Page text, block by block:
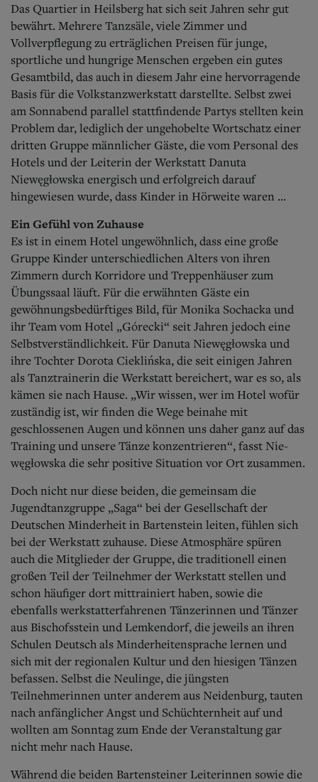
Das Quartier in Heilsberg hat sich seit Jahren sehr gut
bewährt. Mehrere Tanzsäle, viele Zimmer und
Vollverpflegung zu erträglichen Preisen für junge,
sportliche und hungrige Menschen ergeben ein gutes
Gesamtbild, das auch in diesem Jahr eine hervorragende
Basis für die Volkstanzwerkstatt darstellte. Selbst zwei
am Sonnabend parallel stattfindende Partys stellten kein
Problem dar, lediglich der ungehobelte Wortschatz einer
dritten Gruppe männlicher Gäste, die vom Personal des
Hotels und der Leiterin der Werkstatt Danuta
Niewęgłowska energisch und erfolgreich darauf
hingewiesen wurde, dass Kinder in Hörweite waren ...
Ein Gefühl von Zuhause
Es ist in einem Hotel ungewöhnlich, dass eine große
Gruppe Kinder unterschiedlichen Alters von ihren
Zimmern durch Korridore und Treppenhäuser zum
Übungssaal läuft. Für die erwähnten Gäste ein
gewöhnungsbedürftiges Bild, für Monika Sochacka und
ihr Team vom Hotel „Górecki“ seit Jahren jedoch eine
Selbstverständlichkeit. Für Danuta Niewęgłowska und
ihre Tochter Dorota Cieklińska, die seit einigen Jahren
als Tanztrainerin die Werkstatt bereichert, war es so, als
kämen sie nach Hause. „Wir wissen, wer im Hotel wofür
zuständig ist, wir finden die Wege beinahe mit
geschlossenen Augen und können uns daher ganz auf das
Training und unsere Tänze konzentrieren“, fasst Nie-
węgłowska die sehr positive Situation vor Ort zusammen.
Doch nicht nur diese beiden, die gemeinsam die
Jugendtanzgruppe „Saga“ bei der Gesellschaft der
Deutschen Minderheit in Bartenstein leiten, fühlen sich
bei der Werkstatt zuhause. Diese Atmosphäre spüren
auch die Mitglieder der Gruppe, die traditionell einen
großen Teil der Teilnehmer der Werkstatt stellen und
schon häufiger dort mittrainiert haben, sowie die
ebenfalls werkstatterfahrenen Tänzerinnen und Tänzer
aus Bischofsstein und Lemkendorf, die jeweils an ihren
Schulen Deutsch als Minderheitensprache lernen und
sich mit der regionalen Kultur und den hiesigen Tänzen
befassen. Selbst die Neulinge, die jüngsten
Teilnehmerinnen unter anderem aus Neidenburg, tauten
nach anfänglicher Angst und Schüchternheit auf und
wollten am Sonntag zum Ende der Veranstaltung gar
nicht mehr nach Hause.
Während die beiden Bartensteiner Leiterinnen sowie die